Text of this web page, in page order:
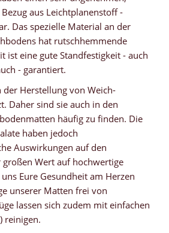
aus Leichtplanenstoff -
Das spezielle Material an der
hat rutschhemmende
ist eine gute Standfestigkeit - auch
- garantiert.
Herstellung von Weich-
Daher sind sie auch in den
häufig zu finden. Die
haben jedoch
Auswirkungen auf den
Wert auf hochwertige
Eure Gesundheit am Herzen
unserer Matten frei von
lassen sich zudem mit einfachen
reinigen.